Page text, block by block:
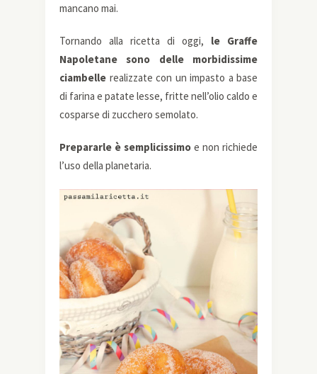
mancano mai.
Tornando alla ricetta di oggi, le Graffe
Napoletane sono delle morbidissime
ciambelle realizzate con un impasto a base
di farina e patate lesse, fritte nell’olio caldo e
cosparse di zucchero semolato.
Prepararle è semplicissimo e non richiede
l’uso della planetaria.